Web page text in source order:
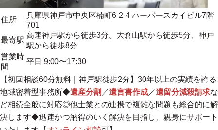
住所
兵庫県神戸市中央区楠町6-2-4 ハーバースカイビル7階
701
最寄駅
高速神戸駅から徒歩3分、大倉山駅から徒歩5分、神戸
駅から徒歩8分
営業時
間
平日 9:00〜17:30
【初回相談60分無料｜神戸駅徒歩2分】 30年以上の実績を誇る
地域密着型事務所◆遺産分割 ／遺言書作成 ／遺留分減殺請求な
ど相続全般に対応◎他士業との連携で複雑な問題も総合的に解
決します◆迅速かつ納得のいく解決を目指し、親身にサポート